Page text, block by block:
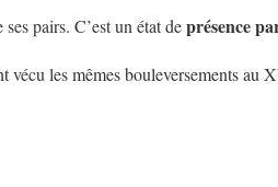
pairs. C’est un état deprésence
vécu les mêmes bouleversements au